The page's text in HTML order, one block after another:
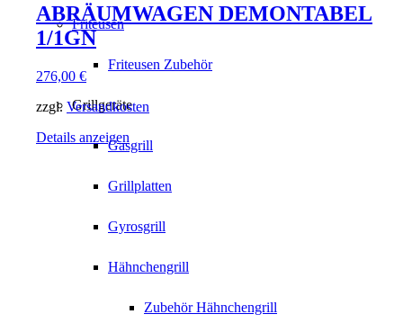
Friteusen
Friteusen Zubehör
Grillgeräte
Gasgrill
Grillplatten
Gyrosgrill
Hähnchengrill
Zubehör Hähnchengrill
ABRÄUMWAGEN DEMONTABEL
1/1GN
276,00 €
zzgl. Versandkosten
Details anzeigen